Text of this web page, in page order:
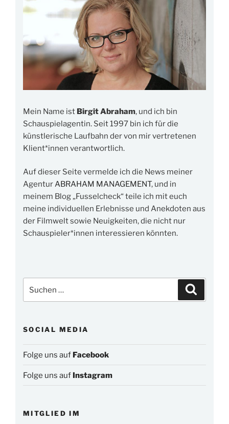
Mein Name ist Birgit Abraham, und ich bin
Schauspielagentin. Seit 1997 bin ich für die
künstlerische Laufbahn der von mir vertretenen
Klient*innen verantwortlich.
Auf dieser Seite vermelde ich die News meiner
AgenturABRAHAM MANAGEMENT, und in
meinem Blog „Fusselcheck“ teile ich mit euch
meine individuellen Erlebnisse und Anekdoten aus
der Filmwelt sowie Neuigkeiten, die nicht nur
Schauspieler*innen interessieren könnten.
nach:
SOCIAL MEDIA
Folge uns auf Facebook
Folge uns auf Instagram
MITGLIED IM